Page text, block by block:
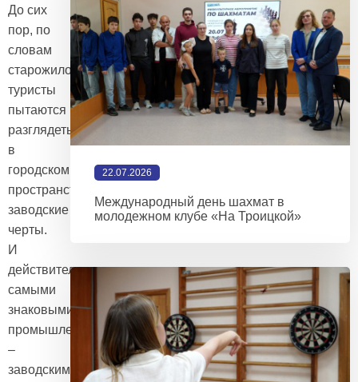
До сих
пор, по
словам
старожилов,
туристы
пытаются
разглядеть
в
городском
пространстве
заводские
черты.
И
действительно,
самыми
знаковыми
промышленно
–
заводскими
22.07.2026
Международный день шахмат в
молодежном клубе «На Троицкой»